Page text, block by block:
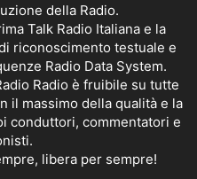
della Radio.
Talk Radio Italiana e la
riconoscimento testuale e
Radio Data System.
Radio è fruibile su tutte
il massimo della qualità e la
conduttori, commentatori e
libera per sempre!